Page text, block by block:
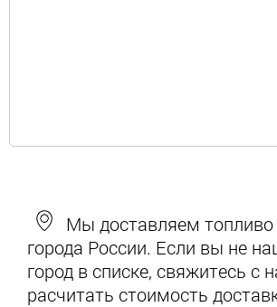
Мы доставляем
города России. Если вы не
город в списке, свяжитесь с
расчитать стоимость